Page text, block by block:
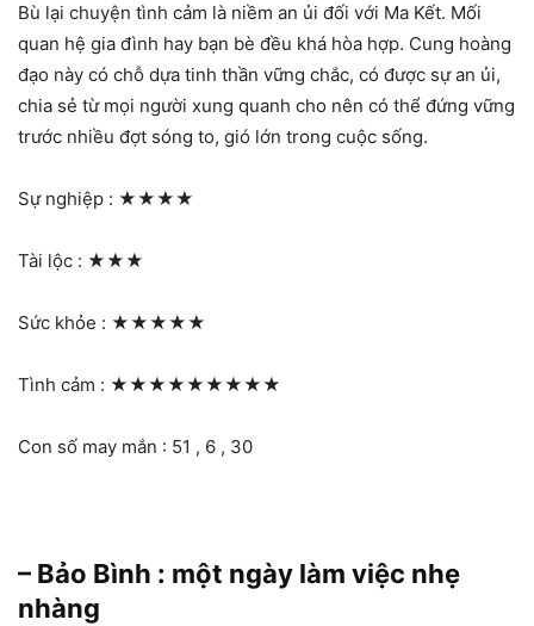
Bù lại chuyện tình cảm là niềm an ủi đối với Ma Kết. Mối
quan hệ gia đình hay bạn bè đều khá hòa hợp. Cung hoàng
đạo này có chỗ dựa tinh thần vững chắc, có được sự an ủi,
chia sẻ từ mọi người xung quanh cho nên có thể đứng vững
trước nhiều đợt sóng to, gió lớn trong cuộc sống.
Sự nghiệp : ★★★★
Tài lộc : ★★★
Sức khỏe : ★★★★★
Tình cảm : ★★★★★★★★★
Con số may mắn : 51 , 6 , 30
– Bảo Bình : một ngày làm việc nhẹ
nhàng